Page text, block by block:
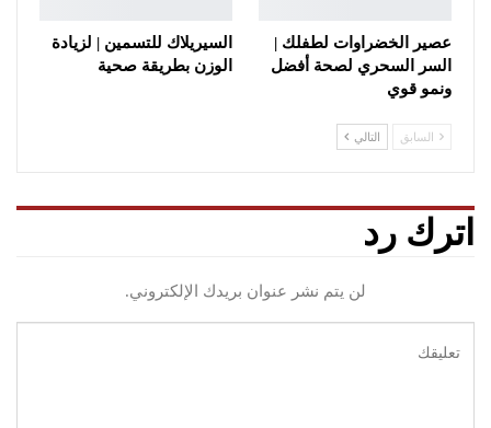
عصير الخضراوات لطفلك |
السر السحري لصحة أفضل
ونمو قوي
السيريلاك للتسمين | لزيادة
الوزن بطريقة صحية
السابق التالي
اترك رد
لن يتم نشر عنوان بريدك الإلكتروني.